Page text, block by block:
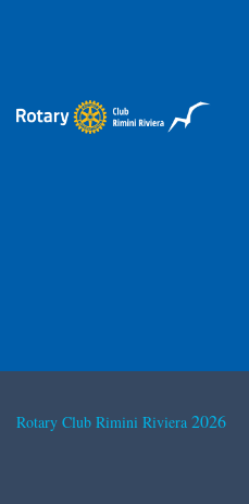
Rotary Club Rimini Riviera 2026